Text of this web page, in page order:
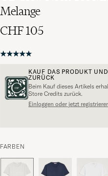
Melange
CHF 105
KAUF DAS PRODUKT
ZURÜCK
Beim Kauf dieses Artikels
Store Credits zurück.
Einloggen oder jetzt
FARBEN